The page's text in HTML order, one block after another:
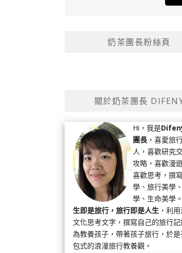
奶茶團長粉絲頁
關於奶茶團長
Hi，我是
團長 ，喜愛旅
人，喜歡研究
攻略，喜歡漫
喜歡思考，撰
學、旅行美學
學、生命美學
生即是旅行，旅行即是人生 ，利
文化思考文字，撰寫自己的旅行
為教養孩子，帶著孩子旅行，於
包式的浪漫旅行教養觀。